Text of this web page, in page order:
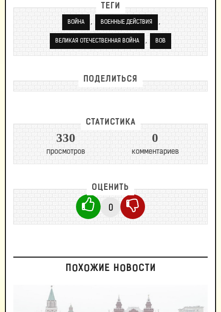
ТЕГИ
ВОЙНА , ВОЕННЫЕ ДЕЙСТВИЯ ,
ВЕЛИКАЯ ОТЕЧЕСТВЕННАЯ ВОЙНА , ВОВ
ПОДЕЛИТЬСЯ
СТАТИСТИКА
330
просмотров
0
комментариев
ОЦЕНИТЬ
0
ПОХОЖИЕ НОВОСТИ